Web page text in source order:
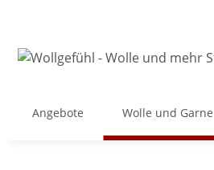
Angebote Wolle und Garne